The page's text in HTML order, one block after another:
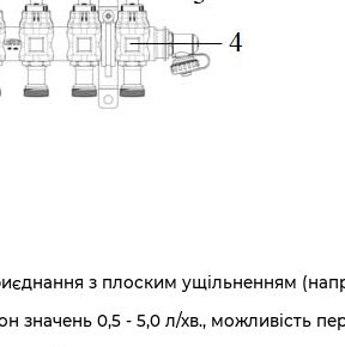
з плоским ущільненням
значень 0,5 - 5,0 л/хв., можливість